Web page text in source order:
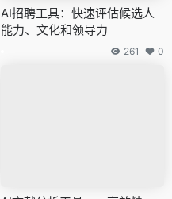
AI招聘工具：快速评估候选人
能力、文化和领导力
261 0